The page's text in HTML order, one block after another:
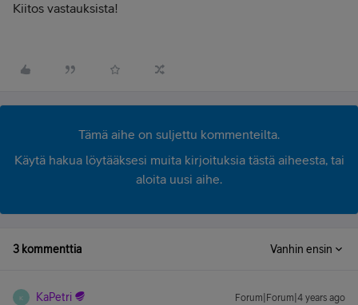
Kiitos vastauksista!
Tämä aihe on suljettu kommenteilta.
Käytä hakua löytääksesi muita kirjoituksia tästä aiheesta, tai
aloita uusi aihe.
3 kommenttia Vanhin ensin
K KaPetri Forum|Forum|4 years ago